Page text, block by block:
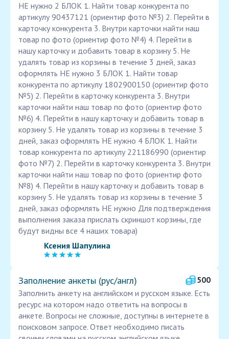
НЕ нужно 2 БЛОК 1. Найти товар конкурента по
артикулу 90437121 (ориентир фото №3) 2. Перейти в
карточку конкурента 3. Внутри карточки найти наш
товар по фото (ориентир фото №4) 4. Перейти в
нашу карточку и добавить товар в корзину 5. Не
удалять товар из корзины в течение 3 дней, заказ
оформлять НЕ нужно 3 БЛОК 1. Найти товар
конкурента по артикулу 1802900150 (ориентир фото
№5) 2. Перейти в карточку конкурента 3. Внутри
карточки найти наш товар по фото (ориентир фото
№6) 4. Перейти в нашу карточку и добавить товар в
корзину 5. Не удалять товар из корзины в течение 3
дней, заказ оформлять НЕ нужно 4 БЛОК 1. Найти
товар конкурента по артикулу 221186990 (ориентир
фото №7) 2. Перейти в карточку конкурента 3. Внутри
карточки найти наш товар по фото (ориентир фото
№8) 4. Перейти в нашу карточку и добавить товар в
корзину 5. Не удалять товар из корзины в течение 3
дней, заказ оформлять НЕ нужно Для подтверждения
выполнения заказа прислать скриншот корзины, где
будут видны все 4 наших товара)
Ксения Шапулина
Заполнение анкеты (рус/англ)
500
Заполнить анкету на английском и русском языке. Есть
ресурс на котором надо ответить на вопросы в
анкете. Вопросы не сложные, доступны в интернете в
поисковом запросе. Ответ необходимо писать